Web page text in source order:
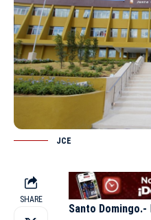
JCE
SHARE
Santo Domingo.-